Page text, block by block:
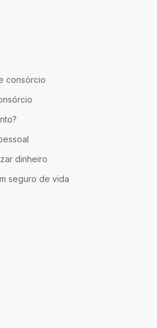
consórcio
dinheiro
seguro de vida